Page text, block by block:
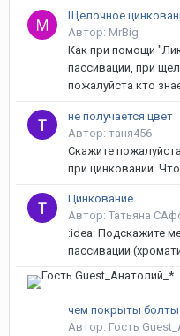
Щелочное
Автор: MrBig
Как при помощи
пассивации, при
пожалуйста кто
не получается цвет
Автор: таня456
Скажите
при цинковании.
Цинкование
Автор: Татьяна
:idea: Подскажите
пассивации
чем покрыты болты
Автор: Гость